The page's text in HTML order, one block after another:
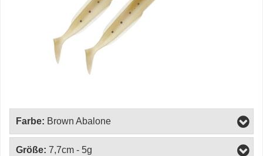
Farbe: Brown Abalone
Größe: 7,7cm - 5g